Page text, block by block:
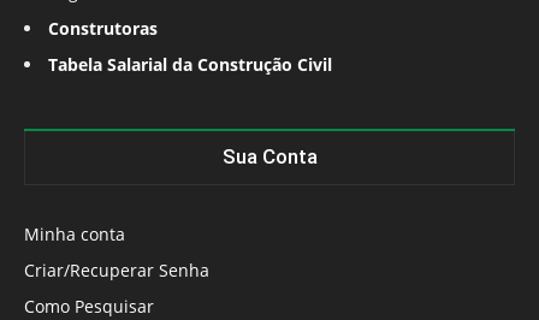
Construtoras
Tabela Salarial da Construção Civil
Sua Conta
Minha conta
Criar/Recuperar Senha
Como Pesquisar